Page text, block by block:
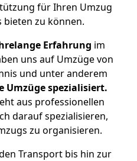
für Ihren Umzug
bieten zu können.
Erfahrung im
uns auf Umzüge von
und unter anderem
Umzüge spezialisiert.
aus professionellen
darauf spezialisieren,
zu organisieren.
Transport bis hin zur